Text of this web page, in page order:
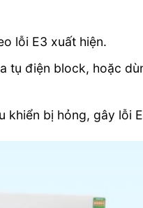
lỗi E3 xuất hiện.
tụ điện block, hoặc
khiển bị hỏng, gây lỗi